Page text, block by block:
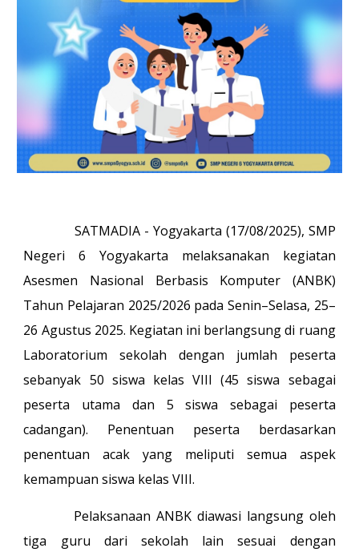
SATMADIA - Yogyakarta (17/08/2025), SMP
Negeri 6 Yogyakarta melaksanakan kegiatan
Asesmen Nasional Berbasis Komputer (ANBK)
Tahun Pelajaran 2025/2026 pada Senin–Selasa, 25–
26 Agustus 2025. Kegiatan ini berlangsung di ruang
Laboratorium sekolah dengan jumlah peserta
sebanyak 50 siswa kelas VIII (45 siswa sebagai
peserta utama dan 5 siswa sebagai peserta
cadangan). Penentuan peserta berdasarkan
penentuan acak yang meliputi semua aspek
kemampuan siswa kelas VIII.
Pelaksanaan ANBK diawasi langsung oleh
tiga guru dari sekolah lain sesuai dengan